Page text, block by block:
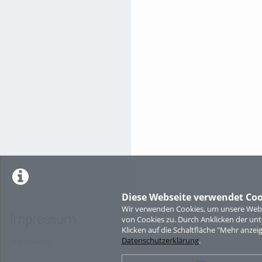
Diese Webseite verwendet
Wir verwenden Cookies, um unsere
von Cookies zu. Durch Anklicken der
Klicken auf die Schaltfläche "Mehr
Datenschutzerklärung.